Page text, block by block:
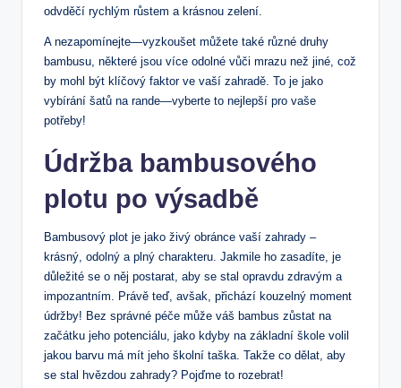
odvděčí rychlým růstem a krásnou zelení.
A nezapomínejte—vyzkoušet můžete také různé druhy
bambusu, některé jsou více odolné vůči mrazu než jiné, což
by mohl být klíčový faktor ve vaší zahradě. To je jako
vybírání šatů na rande—vyberte to nejlepší pro vaše
potřeby!
Údržba bambusového
plotu po výsadbě
Bambusový plot je jako živý obránce vaší zahrady –
krásný, odolný a plný charakteru. Jakmile ho zasadíte, je
důležité se o něj postarat, aby se stal opravdu zdravým a
impozantním. Právě teď, avšak, přichází kouzelný moment
údržby! Bez správné péče může váš bambus zůstat na
začátku jeho potenciálu, jako kdyby na základní škole volil
jakou barvu má mít jeho školní taška. Takže co dělat, aby
se stal hvězdou zahrady? Pojďme to rozebrat!